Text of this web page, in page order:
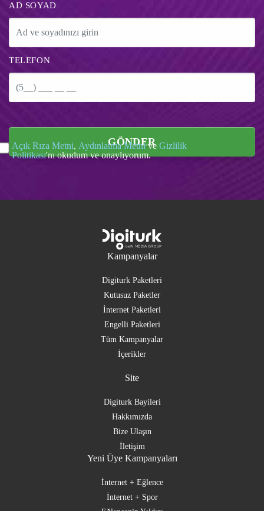
AD SOYAD
TELEFON
GÖNDER
Açık Rıza Metni, Aydınlatma Metnive Gizlilik
Politikası'nı okudum ve onaylıyorum.
Kampanyalar
Digiturk Paketleri
Kutusuz Paketler
İnternet Paketleri
Engelli Paketleri
Tüm Kampanyalar
İçerikler
Site
Digiturk Bayileri
Hakkımızda
Bize Ulaşın
İletişim
Yeni Üye Kampanyaları
İnternet + Eğlence
İnternet + Spor